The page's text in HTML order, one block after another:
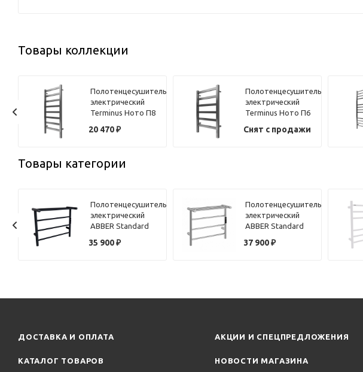
Товары коллекции
Полотенцесушитель
электрический
Terminus Ното П8
20 470₽
Полотенцесушитель
электрический
Terminus Ното П6
Снят с продажи
Товары категории
Полотенцесушитель
электрический
ABBER Standard
матовый
35 900₽
Полотенцесушитель
электрический
ABBER Standard
37 900₽
ДОСТАВКА И ОПЛАТА
КАТАЛОГ ТОВАРОВ
АКЦИИ И СПЕЦПРЕДЛОЖЕНИЯ
НОВОСТИ МАГАЗИНА